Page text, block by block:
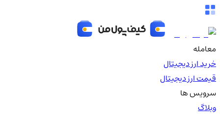
معامله
خرید ارز دیجیتال
قیمت ارز دیجیتال
سرویس ها
وبلاگ